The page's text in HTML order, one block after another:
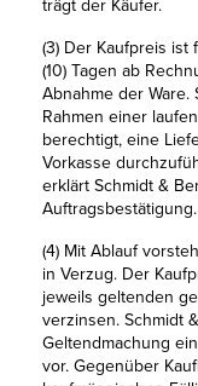
trägt der Käufer.
(3) Der Kaufpreis
(10) Tagen ab
Abnahme der
Rahmen einer
berechtigt, eine
Vorkasse
erklärt Schmidt &
Auftragsbestätigung.
(4) Mit Ablauf
in Verzug. Der
jeweils geltenden
verzinsen. Schmidt
Geltendmachung
vor. Gegenüber